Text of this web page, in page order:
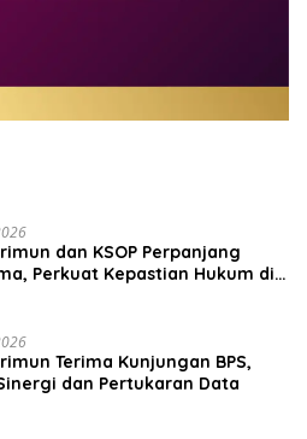
dan KSOP Perpanjang
Perkuat Kepastian Hukum di
Terima Kunjungan BPS,
dan Pertukaran Data